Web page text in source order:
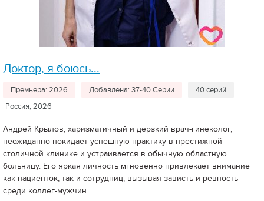
Доктор, я боюсь...
Премьера: 2026 Добавлена: 37-40 Серии
40 серий
Россия, 2026
Андрей Крылов, харизматичный и дерзкий врач-гинеколог,
неожиданно покидает успешную практику в престижной
столичной клинике и устраивается в обычную областную
больницу. Его яркая личность мгновенно привлекает внимание
как пациенток, так и сотрудниц, вызывая зависть и ревность
среди коллег-мужчин...